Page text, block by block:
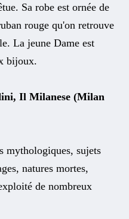
Sa robe est ornée de
rouge qu'on retrouve
La jeune Dame est
bijoux.
Il Milanese (Milan
mythologiques, sujets
natures mortes,
de nombreux